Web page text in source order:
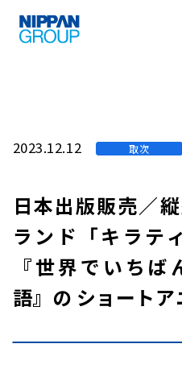
2023.12.12 取次
日本出版販売／
ランド「キラテ
『世界でいち
語』の ショートア